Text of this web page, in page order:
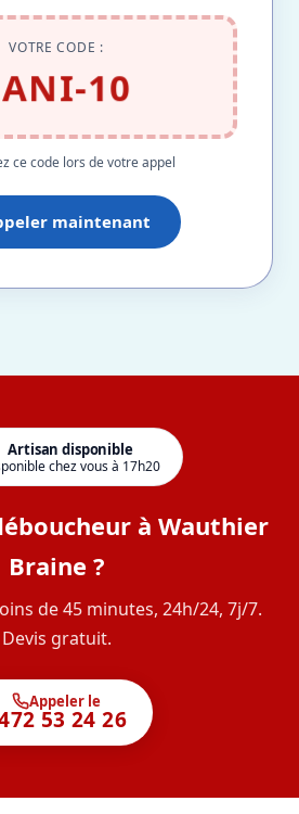
VOTRE CODE :
10
ce code lors de votre appel
maintenant
Artisan disponible
chez vous à 17h20
à Wauthier
Braine ?
de 45 minutes, 24h/24, 7j/7.
Devis gratuit.
Appeler le
53 24 26